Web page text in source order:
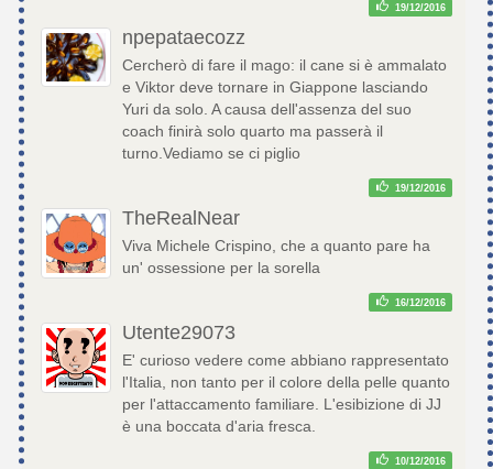
19/12/2016
npepataecozz
Cercherò di fare il mago: il cane si è ammalato
e Viktor deve tornare in Giappone lasciando
Yuri da solo. A causa dell'assenza del suo
coach finirà solo quarto ma passerà il
turno.Vediamo se ci piglio
19/12/2016
TheRealNear
Viva Michele Crispino, che a quanto pare ha
un' ossessione per la sorella
16/12/2016
Utente29073
E' curioso vedere come abbiano rappresentato
l'Italia, non tanto per il colore della pelle quanto
per l'attaccamento familiare. L'esibizione di JJ
è una boccata d'aria fresca.
10/12/2016